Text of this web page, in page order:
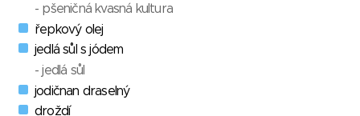
- pšeničná kvasná kultura
řepkový olej
jedlá sůl s jódem
- jedlá sůl
jodičnan draselný
droždí